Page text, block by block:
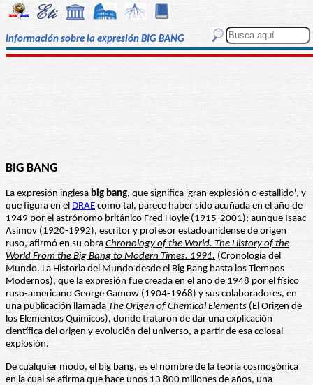
Información sobre la expresión BIG BANG
BIG BANG
La expresión inglesa big bang, que significa 'gran explosión o estallido', y
que figura en el DRAE como tal, parece haber sido acuñada en el año de
1949 por el astrónomo británico Fred Hoyle (1915-2001); aunque Isaac
Asimov (1920-1992), escritor y profesor estadounidense de origen
ruso, afirmó en su obra Chronology of the World. The History of the
World From the Big Bang to Modern Times. 1991. (Cronología del
Mundo. La Historia del Mundo desde el Big Bang hasta los Tiempos
Modernos), que la expresión fue creada en el año de 1948 por el físico
ruso-americano George Gamow (1904-1968) y sus colaboradores, en
una publicación llamada The Origen of Chemical Elements (El Origen de
los Elementos Químicos), donde trataron de dar una explicación
científica del origen y evolución del universo, a partir de esa colosal
explosión.
De cualquier modo, el big bang, es el nombre de la teoría cosmogónica
en la cual se afirma que hace unos 13 800 millones de años, una